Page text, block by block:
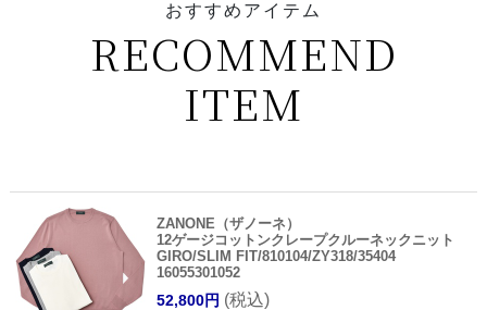
おすすめアイテム
RECOMMEND
ITEM
ZANONE（ザノーネ）
12ゲージコットンクレープクルーネックニット
GIRO/SLIM FIT/810104/ZY318/35404
16055301052
52,800円 (税込)